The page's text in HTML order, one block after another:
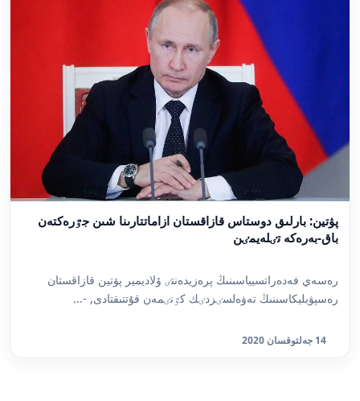
پۋتين: بارلىق دوستاس قازاقستان ازاماتتارىنا شىن جٷرەكتەن
باق-بەرەكە تٸلەيمٸن
رەسەي فەدەراتسيياسىنىڭ پرەزيدەنتٸ ۆلاديمير پۋتين قازاقستان
رەسپۋبليكاسىنىڭ تەۋەلسٸزدٸك كٷنٸمەن قۇتتىقتادى, -...
14 جەلتوقسان 2020